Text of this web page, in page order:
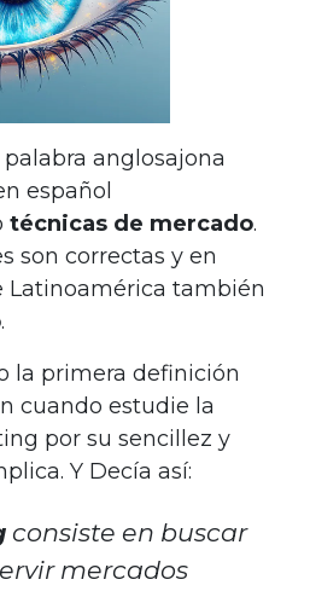
anglosajona
español
técnicas de mercado.
son correctas y en
Latinoamérica también
.
la primera definición
cuando estudie la
por su sencillez y
Y Decía así:
consiste en buscar
mercados